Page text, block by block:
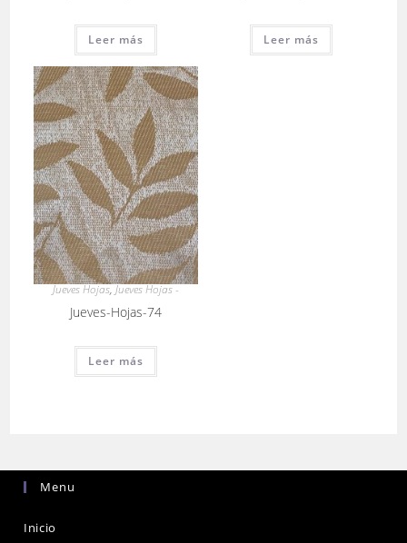
Leer más Leer más
Jueves Hojas,Jueves Hojas -
Jueves-Hojas-74
Leer más
Menu
Inicio